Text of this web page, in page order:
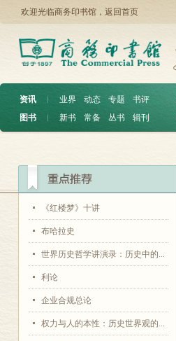
欢迎光临商务印书馆， 返回首页
资讯 ︱ 业界 动态 专题
书评
图书
︱ 新书 常备 丛书 辑刊
《红楼梦》十讲
布哈拉史
世界历史哲学讲演录：历史中的...
利论
企业合规总论
权力与人的本性：历史世界观的...